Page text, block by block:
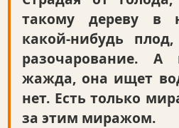
такому дереву в
какой-нибудь
разочарование.
жажда, она ищет
нет. Есть только
за этим миражом.